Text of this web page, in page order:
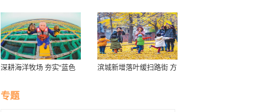
深耕海洋牧场 夯实“蓝色
滨城新增落叶缓扫路街 方
专题